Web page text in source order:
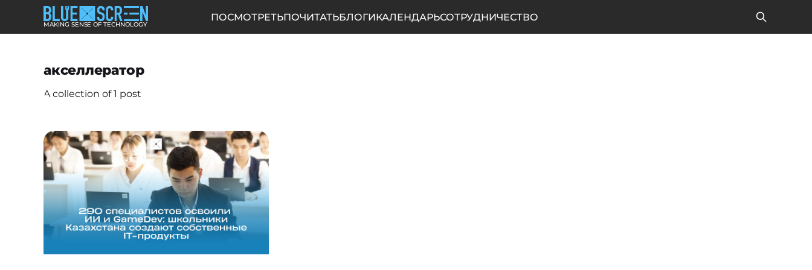
MAKING SENSE OF TECHNOLOGY
ПОСМОТРЕТЬПОЧИТАТЬБЛОГИКАЛЕНДАРЬСОТРУДНИЧЕСТВО
акселлератор
A collection of 1 post